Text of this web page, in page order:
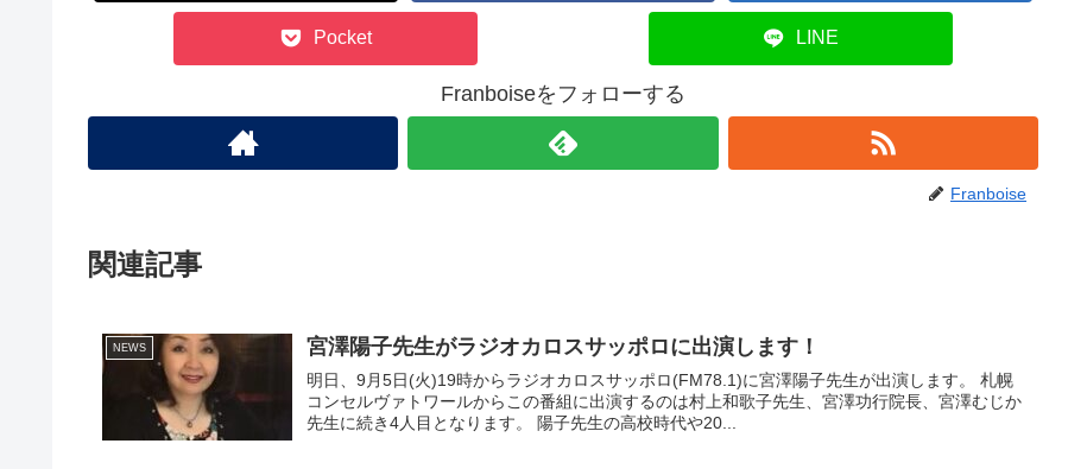
Pocket LINE
Franboiseをフォローする
Franboise
関連記事
NEWS 宮澤陽子先生がラジオカロスサッポロに出演します！
明日、9月5日(火)19時からラジオカロスサッポロ(FM78.1)に宮澤陽子先生が出演します。 札幌
コンセルヴァトワールからこの番組に出演するのは村上和歌子先生、宮澤功行院長、宮澤むじか
先生に続き4人目となります。 陽子先生の高校時代や20...